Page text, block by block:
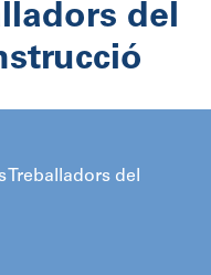
del
Treballadors del